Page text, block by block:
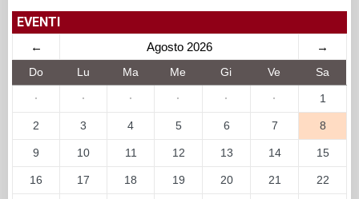
EVENTI
← Agosto 2026 →
Do Lu Ma Me Gi Ve Sa
· · · · · · 1
2 3 4 5 6 7 8
9 10 11 12 13 14 15
16 17 18 19 20 21 22